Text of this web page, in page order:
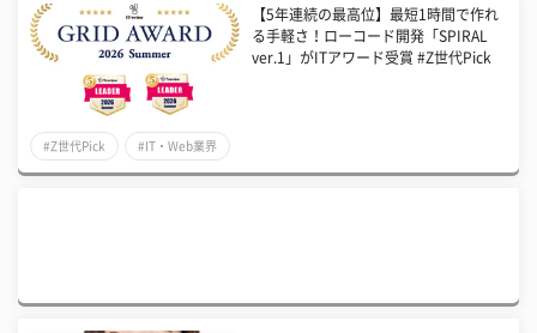
【5年連続の最高位】最短1時間で作れ
る手軽さ！ローコード開発「SPIRAL
ver.1」がITアワード受賞 #Z世代Pick
#Z世代Pick #IT・Web業界